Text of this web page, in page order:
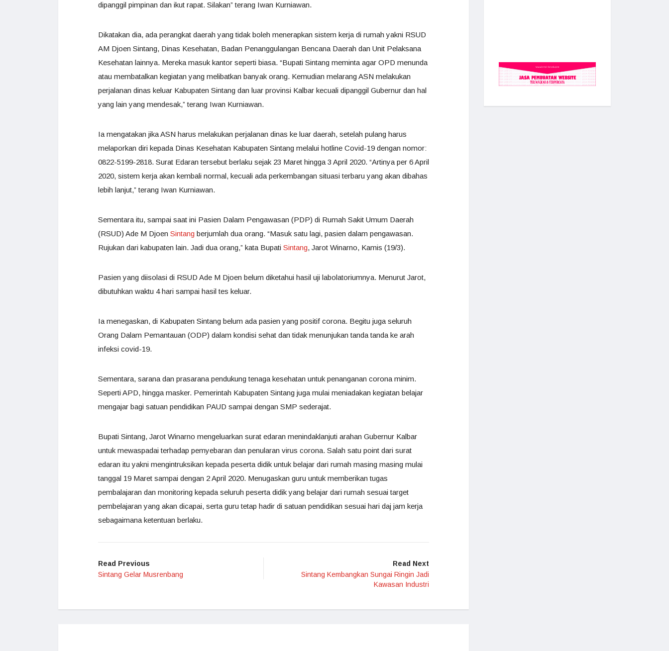
dipanggil pimpinan dan ikut rapat. Silakan” terang Iwan Kurniawan.
Dikatakan dia, ada perangkat daerah yang tidak boleh menerapkan sistem kerja di rumah yakni RSUD
AM Djoen Sintang, Dinas Kesehatan, Badan Penanggulangan Bencana Daerah dan Unit Pelaksana
Kesehatan lainnya. Mereka masuk kantor seperti biasa. “Bupati Sintang meminta agar OPD menunda
atau membatalkan kegiatan yang melibatkan banyak orang. Kemudian melarang ASN melakukan
perjalanan dinas keluar Kabupaten Sintang dan luar provinsi Kalbar kecuali dipanggil Gubernur dan hal
yang lain yang mendesak,” terang Iwan Kurniawan.
Ia mengatakan jika ASN harus melakukan perjalanan dinas ke luar daerah, setelah pulang harus
melaporkan diri kepada Dinas Kesehatan Kabupaten Sintang melalui hotline Covid-19 dengan nomor:
0822-5199-2818. Surat Edaran tersebut berlaku sejak 23 Maret hingga 3 April 2020. “Artinya per 6 April
2020, sistem kerja akan kembali normal, kecuali ada perkembangan situasi terbaru yang akan dibahas
lebih lanjut,” terang Iwan Kurniawan.
Sementara itu, sampai saat ini Pasien Dalam Pengawasan (PDP) di Rumah Sakit Umum Daerah
(RSUD) Ade M Djoen Sintang berjumlah dua orang. “Masuk satu lagi, pasien dalam pengawasan.
Rujukan dari kabupaten lain. Jadi dua orang,” kata Bupati Sintang, Jarot Winarno, Kamis (19/3).
Pasien yang diisolasi di RSUD Ade M Djoen belum diketahui hasil uji labolatoriumnya. Menurut Jarot,
dibutuhkan waktu 4 hari sampai hasil tes keluar.
Ia menegaskan, di Kabupaten Sintang belum ada pasien yang positif corona. Begitu juga seluruh
Orang Dalam Pemantauan (ODP) dalam kondisi sehat dan tidak menunjukan tanda tanda ke arah
infeksi covid-19.
Sementara, sarana dan prasarana pendukung tenaga kesehatan untuk penanganan corona minim.
Seperti APD, hingga masker. Pemerintah Kabupaten Sintang juga mulai meniadakan kegiatan belajar
mengajar bagi satuan pendidikan PAUD sampai dengan SMP sederajat.
Bupati Sintang, Jarot Winarno mengeluarkan surat edaran menindaklanjuti arahan Gubernur Kalbar
untuk mewaspadai terhadap pemyebaran dan penularan virus corona. Salah satu point dari surat
edaran itu yakni mengintruksikan kepada peserta didik untuk belajar dari rumah masing masing mulai
tanggal 19 Maret sampai dengan 2 April 2020. Menugaskan guru untuk memberikan tugas
pembalajaran dan monitoring kepada seluruh peserta didik yang belajar dari rumah sesuai target
pembelajaran yang akan dicapai, serta guru tetap hadir di satuan pendidikan sesuai hari daj jam kerja
sebagaimana ketentuan berlaku.
Read Previous
Sintang Gelar Musrenbang
Read Next
Sintang Kembangkan Sungai Ringin Jadi
Kawasan Industri